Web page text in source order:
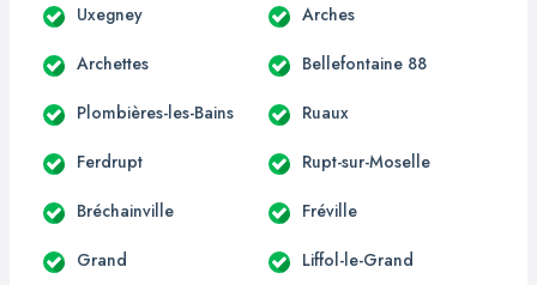
Uxegney Arches
Archettes Bellefontaine 88
Plombières-les-Bains Ruaux
Ferdrupt Rupt-sur-Moselle
Bréchainville Fréville
Grand Liffol-le-Grand